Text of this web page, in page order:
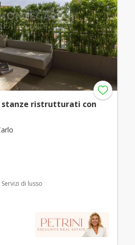
stanze ristrutturati con
Servizi di lusso